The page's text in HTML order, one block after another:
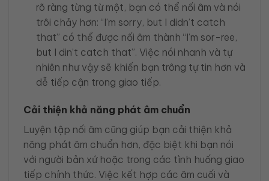
rõ ràng từng từ một, bạn có thể nối âm và nói
trôi chảy hơn: “I’m sorry, but I didn’t catch
that” có thể được nối âm thành “I’m sor-ree,
but I din’t catch that”. Việc nói nhanh và tự
nhiên như vậy sẽ khiến bạn trông tự tin hơn và
dễ tiếp cận trong giao tiếp.
Cải thiện khả năng phát âm chuẩn
Luyện tập nối âm cũng giúp bạn cải thiện khả
năng phát âm chuẩn hơn, đặc biệt khi bạn nói
với người bản xứ hoặc trong các tình huống giao
tiếp chính thức. Việc kết hợp các âm cuối và